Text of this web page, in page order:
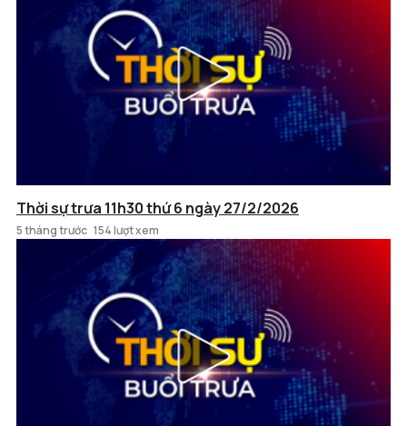
Thời sự trưa 11h30 thứ 6 ngày 27/2/2026
5 tháng trước 154 lượt xem